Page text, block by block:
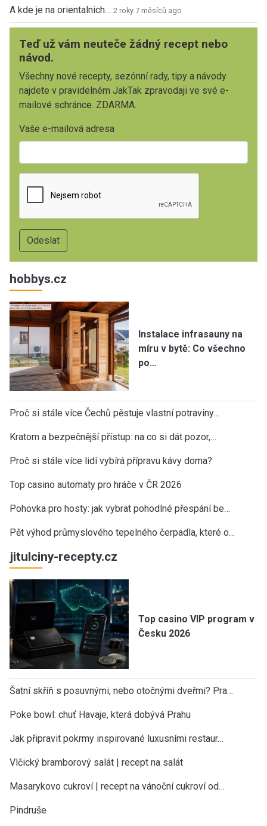
A kde je na orientalnich… 2 roky 7 měsíců ago
Teď už vám neuteče žádný recept nebo
návod.
Všechny nové recepty, sezónní rady, tipy a návody
najdete v pravidelném JakTak zpravodaji ve své e-
mailové schránce. ZDARMA.
Vaše e-mailová adresa
hobbys.cz
Instalace infrasauny na
míru v bytě: Co všechno
po…
Proč si stále více Čechů pěstuje vlastní potraviny…
Kratom a bezpečnější přístup: na co si dát pozor,…
Proč si stále více lidí vybírá přípravu kávy doma?
Top casino automaty pro hráče v ČR 2026
Pohovka pro hosty: jak vybrat pohodlné přespání be…
Pět výhod průmyslového tepelného čerpadla, které o…
jitulciny-recepty.cz
Top casino VIP program v
Česku 2026
Šatní skříň s posuvnými, nebo otočnými dveřmi? Pra…
Poke bowl: chuť Havaje, která dobývá Prahu
Jak připravit pokrmy inspirované luxusními restaur…
Vlčický bramborový salát | recept na salát
Masarykovo cukroví | recept na vánoční cukroví od…
Pindruše